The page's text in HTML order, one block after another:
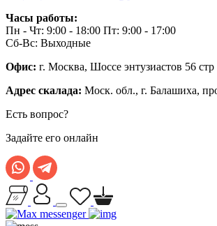
Часы работы:
Пн - Чт: 9:00 - 18:00 Пт: 9:00 - 17:00
Сб-Вс: Выходные
Офис: г. Москва, Шоссе энтузиастов 56 стр
Адрес скалада: Моск. обл., г. Балашиха,
Есть вопрос?
Задайте его онлайн